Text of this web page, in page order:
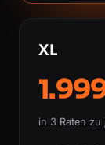
XL
in 3 Raten